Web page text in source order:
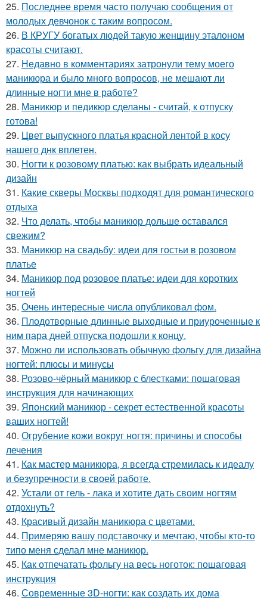
25. Последнее время часто получаю сообщения от
молодых девчонок с таким вопросом.
26. В КРУГУ богатых людей такую женщину эталоном
красоты считают.
27. Недавно в комментариях затронули тему моего
маникюра и было много вопросов, не мешают ли
длинные ногти мне в работе?
28. Маникюр и педикюр сделаны - считай, к отпуску
готова!
29. Цвет выпускного платья красной лентой в косу
нашего днк вплетен.
30. Ногти к розовому платью: как выбрать идеальный
дизайн
31. Какие скверы Москвы подходят для романтического
отдыха
32. Что делать, чтобы маникюр дольше оставался
свежим?
33. Маникюр на свадьбу: идеи для гостьи в розовом
платье
34. Маникюр под розовое платье: идеи для коротких
ногтей
35. Очень интересные числа опубликовал фом.
36. Плодотворные длинные выходные и приуроченные к
ним пара дней отпуска подошли к концу.
37. Можно ли использовать обычную фольгу для дизайна
ногтей: плюсы и минусы
38. Розово-чёрный маникюр с блестками: пошаговая
инструкция для начинающих
39. Японский маникюр - секрет естественной красоты
ваших ногтей!
40. Огрубение кожи вокруг ногтя: причины и способы
лечения
41. Как мастер маникюра, я всегда стремилась к идеалу
и безупречности в своей работе.
42. Устали от гель - лака и хотите дать своим ногтям
отдохнуть?
43. Красивый дизайн маникюра с цветами.
44. Примеряю вашу подставочку и мечтаю, чтобы кто-то
типо меня сделал мне маникюр.
45. Как отпечатать фольгу на весь ноготок: пошаговая
инструкция
46. Современные 3D-ногти: как создать их дома